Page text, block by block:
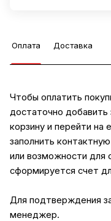
Оплата Доставка
Чтобы оплатить
достаточно добавить
корзину и перейти на
заполнить
или возможности для
сформируется счет
Для подтверждения
менеджер.